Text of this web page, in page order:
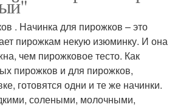
Пирог с капустой
. Начинка для пирожков – это
пирожкам некую изюминку. И она
чем пирожковое тесто. Как
пирожков и для пирожков,
готовятся одни и те же начинки.
солеными, молочными,